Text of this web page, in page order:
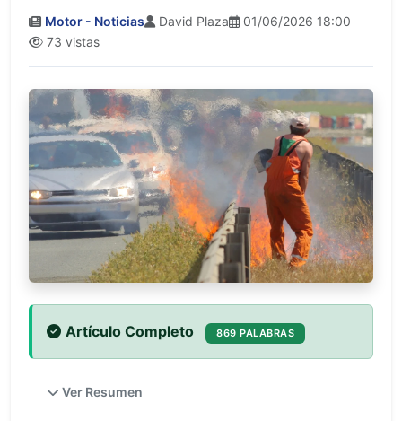
Motor - Noticias David Plaza
01/06/2026 18:00
73 vistas
Artículo Completo 869 PALABRAS
Ver Resumen